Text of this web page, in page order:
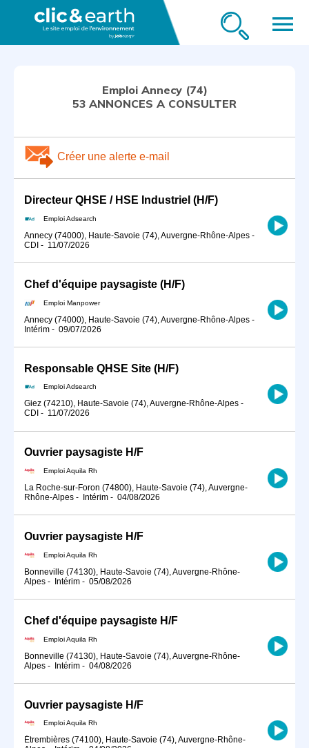
menu
Emploi Annecy (74)
53 ANNONCES A CONSULTER
Créer une alerte e-mail
Directeur QHSE / HSE Industriel (H/F)
Emploi Adsearch
Annecy (74000), Haute-Savoie (74), Auvergne-Rhône-Alpes -
CDI - 11/07/2026
Chef d'équipe paysagiste (H/F)
Emploi Manpower
Annecy (74000), Haute-Savoie (74), Auvergne-Rhône-Alpes -
Intérim - 09/07/2026
Responsable QHSE Site (H/F)
Emploi Adsearch
Giez (74210), Haute-Savoie (74), Auvergne-Rhône-Alpes -
CDI - 11/07/2026
Ouvrier paysagiste H/F
Emploi Aquila Rh
La Roche-sur-Foron (74800), Haute-Savoie (74), Auvergne-
Rhône-Alpes - Intérim - 04/08/2026
Ouvrier paysagiste H/F
Emploi Aquila Rh
Bonneville (74130), Haute-Savoie (74), Auvergne-Rhône-
Alpes - Intérim - 05/08/2026
Chef d'équipe paysagiste H/F
Emploi Aquila Rh
Bonneville (74130), Haute-Savoie (74), Auvergne-Rhône-
Alpes - Intérim - 04/08/2026
Ouvrier paysagiste H/F
Emploi Aquila Rh
Étrembières (74100), Haute-Savoie (74), Auvergne-Rhône-